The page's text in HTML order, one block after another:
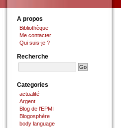
A propos
Bibliothèque
Me contacter
Qui suis-je ?
Recherche
Categories
actualité
Argent
Blog de l'EPMI
Blogosphère
body language